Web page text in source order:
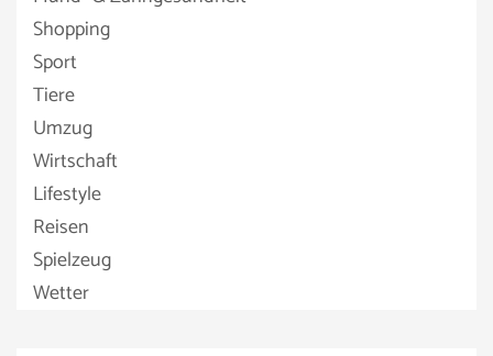
Shopping
Sport
Tiere
Umzug
Wirtschaft
Lifestyle
Reisen
Spielzeug
Wetter